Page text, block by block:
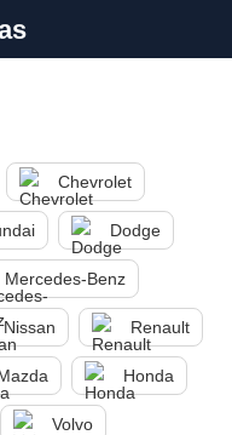
Chevrolet
Dodge
Mercedes-Benz
Nissan Renault
Honda
Volvo